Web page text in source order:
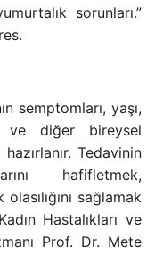
sorunları.”
semptomları, yaşı,
ve diğer bireysel
Tedavinin
hafifletmek,
sağlamak
Hastalıkları ve
Prof. Dr. Mete